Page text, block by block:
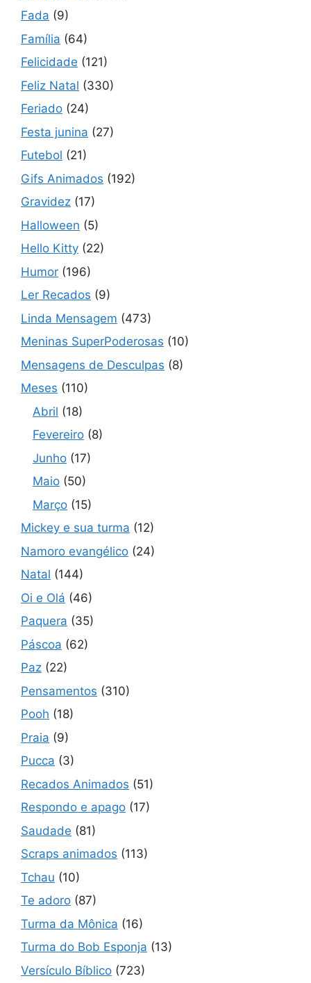
Fada (9)
Família (64)
Felicidade (121)
Feliz Natal (330)
Feriado (24)
Festa junina (27)
Futebol (21)
Gifs Animados (192)
Gravidez (17)
Halloween (5)
Hello Kitty (22)
Humor (196)
Ler Recados (9)
Linda Mensagem (473)
Meninas SuperPoderosas (10)
Mensagens de Desculpas (8)
Meses (110)
Abril (18)
Fevereiro (8)
Junho (17)
Maio (50)
Março (15)
Mickey e sua turma (12)
Namoro evangélico (24)
Natal (144)
Oi e Olá (46)
Paquera (35)
Páscoa (62)
Paz (22)
Pensamentos (310)
Pooh (18)
Praia (9)
Pucca (3)
Recados Animados (51)
Respondo e apago (17)
Saudade (81)
Scraps animados (113)
Tchau (10)
Te adoro (87)
Turma da Mônica (16)
Turma do Bob Esponja (13)
Versículo Bíblico (723)